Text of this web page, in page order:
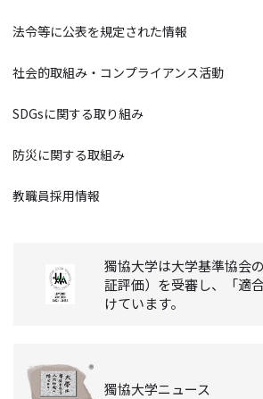
法令等に公表を規定された情報
社会的取組み・コンプライアンス活動
SDGsに関する取り組み
防災に関する取組み
教職員採用情報
獨協大学は大学基準協会
証評価）を受審し、「適
けています。
獨協大学ニュース